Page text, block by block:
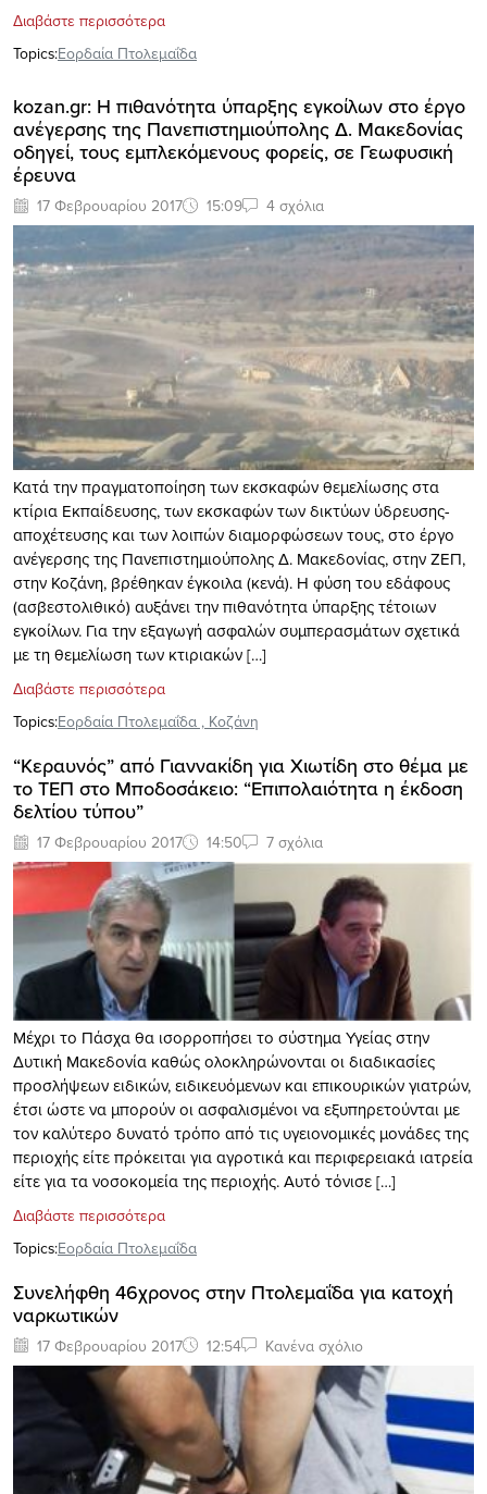
Διαβάστε περισσότερα
Topics:Εορδαία Πτολεμαΐδα
kozan.gr: H πιθανότητα ύπαρξης εγκοίλων στο έργο
ανέγερσης της Πανεπιστημιούπολης Δ. Μακεδονίας
οδηγεί, τους εμπλεκόμενους φορείς, σε Γεωφυσική
έρευνα
17 Φεβρουαρίου 2017 15:09 4 σχόλια
Κατά την πραγματοποίηση των εκσκαφών θεμελίωσης στα
κτίρια Εκπαίδευσης, των εκσκαφών των δικτύων ύδρευσης-
αποχέτευσης και των λοιπών διαμορφώσεων τους, στο έργο
ανέγερσης της Πανεπιστημιούπολης Δ. Μακεδονίας, στην ΖΕΠ,
στην Κοζάνη, βρέθηκαν έγκοιλα (κενά). Η φύση του εδάφους
(ασβεστολιθικό) αυξάνει την πιθανότητα ύπαρξης τέτοιων
εγκοίλων. Για την εξαγωγή ασφαλών συμπερασμάτων σχετικά
με τη θεμελίωση των κτιριακών […]
Διαβάστε περισσότερα
Topics:Εορδαία Πτολεμαΐδα , Κοζάνη
“Κεραυνός” από Γιαννακίδη για Χιωτίδη στο θέμα με
το ΤΕΠ στο Μποδοσάκειο: “Επιπολαιότητα η έκδοση
δελτίου τύπου”
17 Φεβρουαρίου 2017 14:50 7 σχόλια
Μέχρι το Πάσχα θα ισορροπήσει το σύστημα Υγείας στην
Δυτική Μακεδονία καθώς ολοκληρώνονται οι διαδικασίες
προσλήψεων ειδικών, ειδικευόμενων και επικουρικών γιατρών,
έτσι ώστε να μπορούν οι ασφαλισμένοι να εξυπηρετούνται με
τον καλύτερο δυνατό τρόπο από τις υγειονομικές μονάδες της
περιοχής είτε πρόκειται για αγροτικά και περιφερειακά ιατρεία
είτε για τα νοσοκομεία της περιοχής. Αυτό τόνισε […]
Διαβάστε περισσότερα
Topics:Εορδαία Πτολεμαΐδα
Συνελήφθη 46χρονος στην Πτολεμαΐδα για κατοχή
ναρκωτικών
17 Φεβρουαρίου 2017 12:54 Κανένα σχόλιο